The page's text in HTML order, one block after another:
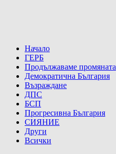
Начало
ГЕРБ
Продължаваме промяната
Демократична България
Възраждане
ДПС
БСП
Прогресивна България
СИЯНИЕ
Други
Всички